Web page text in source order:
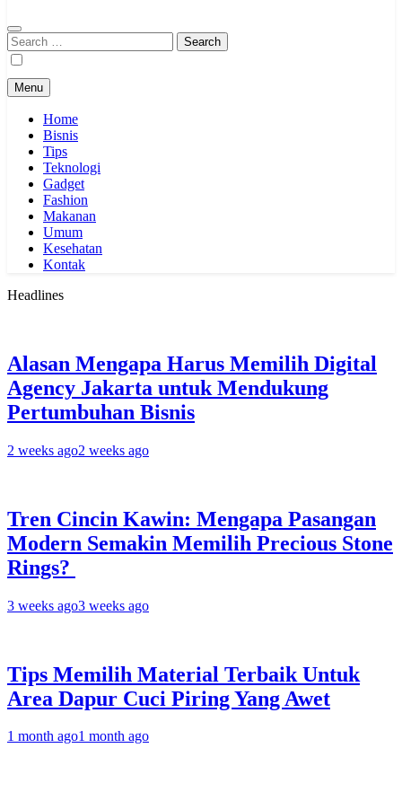
Search
for:
Menu
Home
Bisnis
Tips
Teknologi
Gadget
Fashion
Makanan
Umum
Kesehatan
Kontak
Headlines
Alasan Mengapa Harus Memilih Digital
Agency Jakarta untuk Mendukung
Pertumbuhan Bisnis
2 weeks ago2 weeks ago
Tren Cincin Kawin: Mengapa Pasangan
Modern Semakin Memilih Precious Stone
Rings?
3 weeks ago3 weeks ago
Tips Memilih Material Terbaik Untuk
Area Dapur Cuci Piring Yang Awet
1 month ago1 month ago